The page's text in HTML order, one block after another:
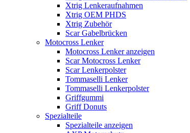
Xtrig Lenkeraufnahmen
Xtrig OEM PHDS
Xtrig Zubehör
Scar Gabelbrücken
Motocross Lenker
Motocross Lenker anzeigen
Scar Motocross Lenker
Scar Lenkerpolster
Tommaselli Lenker
Tommaselli Lenkerpolster
Griffgummi
Griff Donuts
Spezialteile
Spezialteile anzeigen